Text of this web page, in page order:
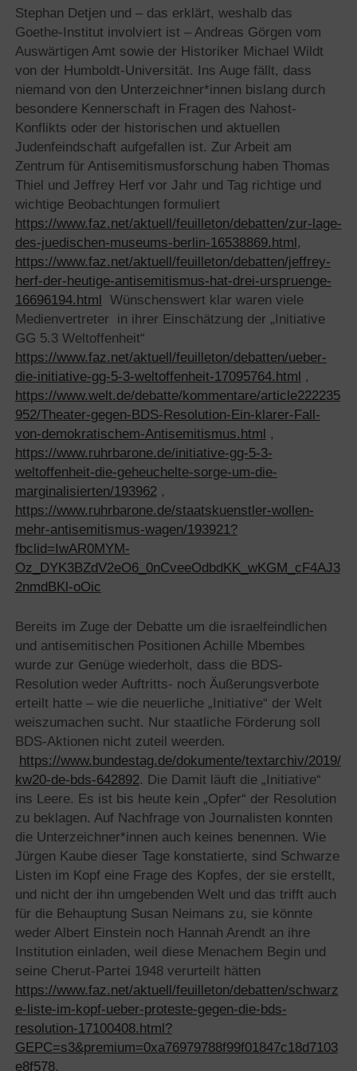
Stephan Detjen und – das erklärt, weshalb das
Goethe-Institut involviert ist – Andreas Görgen vom
Auswärtigen Amt sowie der Historiker Michael Wildt
von der Humboldt-Universität. Ins Auge fällt, dass
niemand von den Unterzeichner*innen bislang durch
besondere Kennerschaft in Fragen des Nahost-
Konflikts oder der historischen und aktuellen
Judenfeindschaft aufgefallen ist. Zur Arbeit am
Zentrum für Antisemitismusforschung haben Thomas
Thiel und Jeffrey Herf vor Jahr und Tag richtige und
wichtige Beobachtungen formuliert
https://www.faz.net/aktuell/feuilleton/debatten/zur-lage-
des-juedischen-museums-berlin-16538869.html,
https://www.faz.net/aktuell/feuilleton/debatten/jeffrey-
herf-der-heutige-antisemitismus-hat-drei-urspruenge-
16696194.html Wünschenswert klar waren viele
Medienvertreter in ihrer Einschätzung der „Initiative
GG 5.3 Weltoffenheit“
https://www.faz.net/aktuell/feuilleton/debatten/ueber-
die-initiative-gg-5-3-weltoffenheit-17095764.html ,
https://www.welt.de/debatte/kommentare/article222235
952/Theater-gegen-BDS-Resolution-Ein-klarer-Fall-
von-demokratischem-Antisemitismus.html ,
https://www.ruhrbarone.de/initiative-gg-5-3-
weltoffenheit-die-geheuchelte-sorge-um-die-
marginalisierten/193962,
https://www.ruhrbarone.de/staatskuenstler-wollen-
mehr-antisemitismus-wagen/193921?
fbclid=IwAR0MYM-
Oz_DYK3BZdV2eO6_0nCveeOdbdKK_wKGM_cF4AJ3
2nmdBKl-oOic
Bereits im Zuge der Debatte um die israelfeindlichen
und antisemitischen Positionen Achille Mbembes
wurde zur Genüge wiederholt, dass die BDS-
Resolution weder Auftritts- noch Äußerungsverbote
erteilt hatte – wie die neuerliche „Initiative“ der Welt
weiszumachen sucht. Nur staatliche Förderung soll
BDS-Aktionen nicht zuteil weerden.
https://www.bundestag.de/dokumente/textarchiv/2019/
kw20-de-bds-642892. Die Damit läuft die „Initiative“
ins Leere. Es ist bis heute kein „Opfer“ der Resolution
zu beklagen. Auf Nachfrage von Journalisten konnten
die Unterzeichner*innen auch keines benennen. Wie
Jürgen Kaube dieser Tage konstatierte, sind Schwarze
Listen im Kopf eine Frage des Kopfes, der sie erstellt,
und nicht der ihn umgebenden Welt und das trifft auch
für die Behauptung Susan Neimans zu, sie könnte
weder Albert Einstein noch Hannah Arendt an ihre
Institution einladen, weil diese Menachem Begin und
seine Cherut-Partei 1948 verurteilt hätten
https://www.faz.net/aktuell/feuilleton/debatten/schwarz
e-liste-im-kopf-ueber-proteste-gegen-die-bds-
resolution-17100408.html?
GEPC=s3&premium=0xa76979788f99f01847c18d7103
e8f578.